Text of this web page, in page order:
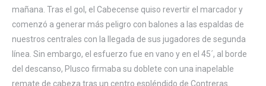
mañana. Tras el gol, el Cabecense quiso revertir el marcador y
comenzó a generar más peligro con balones a las espaldas de
nuestros centrales con la llegada de sus jugadores de segunda
línea. Sin embargo, el esfuerzo fue en vano y en el 45´, al borde
del descanso, Plusco firmaba su doblete con una inapelable
remate de cabeza tras un centro espléndido de Contreras.